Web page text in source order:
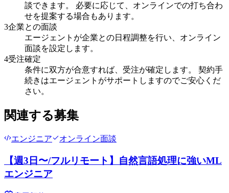
談できます。 必要に応じて、オンラインでの打ち合わ
せを提案する場合もあります。
3企業との面談
エージェントが企業との日程調整を行い、オンライン
面談を設定します。
4受注確定
条件に双方が合意すれば、受注が確定します。 契約手
続きはエージェントがサポートしますのでご安心くだ
さい。
関連する募集
エンジニア オンライン面談
【週3日〜/フルリモート】自然言語処理に強いML
エンジニア